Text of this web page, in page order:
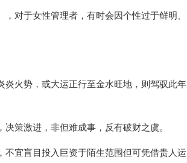
对于女性管理者，有时会因个性过于鲜明、
火势，或大运正行至金水旺地，则驾驭此年
策激进，非但难成事，反有破财之虞。
宜盲目投入巨资于陌生范围但可凭借贵人运